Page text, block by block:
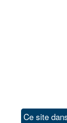
Ce site